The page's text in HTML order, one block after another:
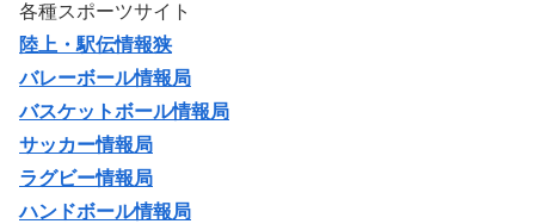
各種スポーツサイト
陸上・駅伝情報狭
バレーボール情報局
バスケットボール情報局
サッカー情報局
ラグビー情報局
ハンドボール情報局